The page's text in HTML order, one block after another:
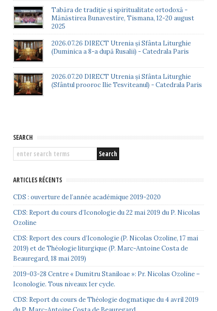
Tabăra de tradiție și spiritualitate ortodoxă -
Mănăstirea Bunavestire, Tismana, 12-20 august
2025
2026.07.26 DIRECT Utrenia și Sfânta Liturghie
(Duminica a 8-a după Rusalii) - Catedrala Paris
2026.07.20 DIRECT Utrenia și Sfânta Liturghie
(Sfântul prooroc Ilie Tesviteanul) - Catedrala Paris
SEARCH
ARTICLES RÉCENTS
CDS : ouverture de l’année académique 2019-2020
CDS: Report du cours d’Iconologie du 22 mai 2019 du P. Nicolas
Ozoline
CDS: Report des cours d’Iconologie (P. Nicolas Ozoline, 17 mai
2019) et de Théologie liturgique (P. Marc-Antoine Costa de
Beauregard, 18 mai 2019)
2019-03-28 Centre « Dumitru Staniloae »: Pr. Nicolas Ozoline –
Iconologie. Tous niveaux 1er cycle.
CDS: Report du cours de Théologie dogmatique du 4 avril 2019